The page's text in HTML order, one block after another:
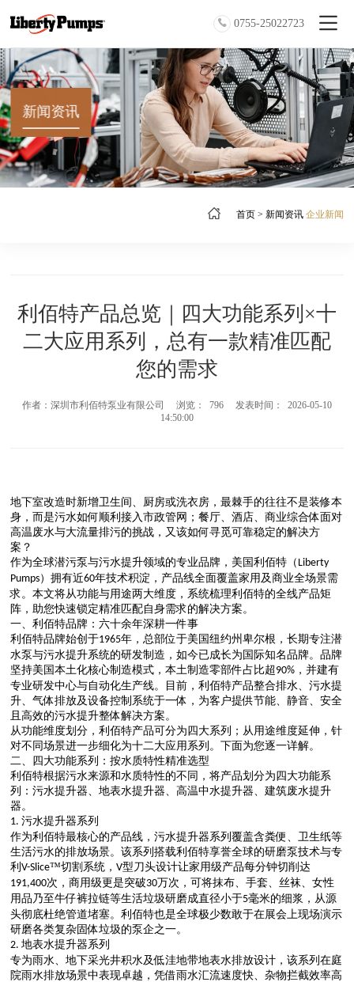
0755-25022723
新闻资讯
首页> 新闻资讯 企业新闻
利佰特产品总览｜四大功能系列×十
二大应用系列，总有一款精准匹配
您的需求
作者：深圳市利佰特泵业有限公司 浏览： 796 发表时间： 2026-05-10
14:50:00
地下室改造时新增卫生间、厨房或洗衣房，最棘手的往往不是装修本
身，而是污水如何顺利接入市政管网；餐厅、酒店、商业综合体面对
高温废水与大流量排污的挑战，又该如何寻觅可靠稳定的解决方
案？
作为全球潜污泵与污水提升领域的专业品牌，美国利佰特（ Liberty
Pumps）拥有近60年技术积淀，产品线全面覆盖家用及商业全场景需
求。本文将从功能与用途两大维度，系统梳理利佰特的全线产品矩
阵，助您快速锁定精准匹配自身需求的解决方案。
一、利佰特品牌：六十余年深耕一件事
利佰特品牌始创于1965年，总部位于美国纽约州卑尔根，长期专注潜
水泵与污水提升系统的研发制造，如今已成长为国际知名品牌。品牌
坚持美国本土化核心制造模式，本土制造零部件占比超90% ，并建有
专业研发中心与自动化生产线。目前，利佰特产品整合排水、污水提
升、气体排放及设备控制系统于一体，为客户提供节能、静音、安全
且高效的污水提升整体解决方案。
从功能维度划分，利佰特产品可分为四大系列；从用途维度延伸，针
对不同场景进一步细化为十二大应用系列。下面为您逐一详解。
二、四大功能系列：按水质特性精准选型
利佰特根据污水来源和水质特性的不同，将产品划分为四大功能系
列：污水提升器、地表水提升器、高温中水提升器、建筑废水提升
器。
1.污水提升器系列
作为利佰特最核心的产品线，污水提升器系列覆盖含粪便、卫生纸等
生活污水的排放场景。该系列搭载利佰特享誉全球的研磨泵技术与专
利V-Slice™切割系统，V型刀头设计让家用级产品每分钟切削达
191,400次，商用级更是突破30万次，可将抹布、手套、丝袜、女性
用品乃至牛仔裤拉链等生活垃圾研磨成直径小于5毫米的细浆，从源
头彻底杜绝管道堵塞。利佰特也是全球极少数敢于在展会上现场演示
研磨各类复杂固体垃圾的泵企之一。
2.地表水提升器系列
专为雨水、地下采光井积水及低洼地带地表水排放设计，该系列在庭
院雨水排放场景中表现卓越，凭借雨水汇流速度快、杂物拦截效率高